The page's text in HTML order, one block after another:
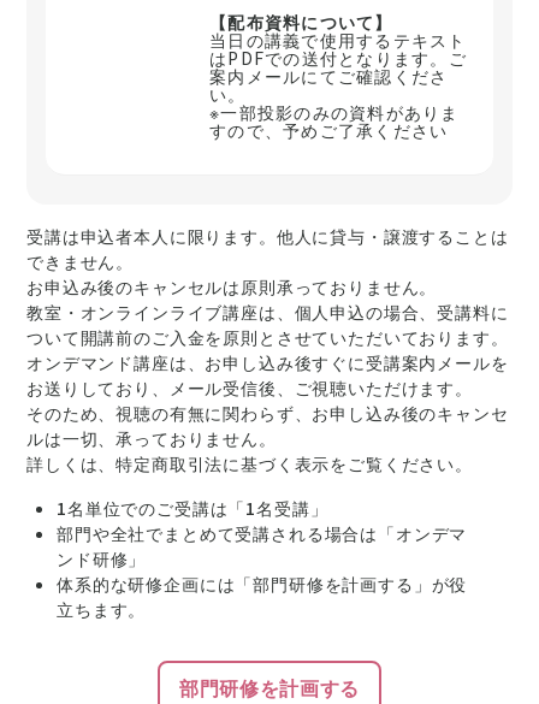
【配布資料について】
当日の講義で使用するテキスト
はPDFでの送付となります。ご
案内メールにてご確認くださ
い。
※一部投影のみの資料がありま
すので、予めご了承ください
受講は申込者本人に限ります。他人に貸与・譲渡することは
できません。
お申込み後のキャンセルは原則承っておりません。
教室・オンラインライブ講座は、個人申込の場合、受講料に
ついて開講前のご入金を原則とさせていただいております。
オンデマンド講座は、お申し込み後すぐに受講案内メールを
お送りしており、メール受信後、ご視聴いただけます。
そのため、視聴の有無に関わらず、お申し込み後のキャンセ
ルは一切、承っておりません。
詳しくは、特定商取引法に基づく表示をご覧ください。
1名単位でのご受講は「1名受講」
部門や全社でまとめて受講される場合は「オンデマ
ンド研修」
体系的な研修企画には「部門研修を計画する」が役
立ちます。
部門研修を計画する